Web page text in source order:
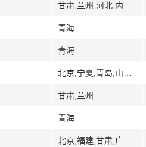
青海
青海
甘肃,兰州
青海